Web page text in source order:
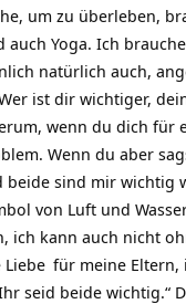
um zu überleben,
auch Yoga. Ich
natürlich auch,
ist dir wichtiger,
wenn du dich für
Wenn du aber
sind mir wichtig
von Luft und
ich kann auch nicht
Liebe für meine Eltern,
seid beide wichtig.“